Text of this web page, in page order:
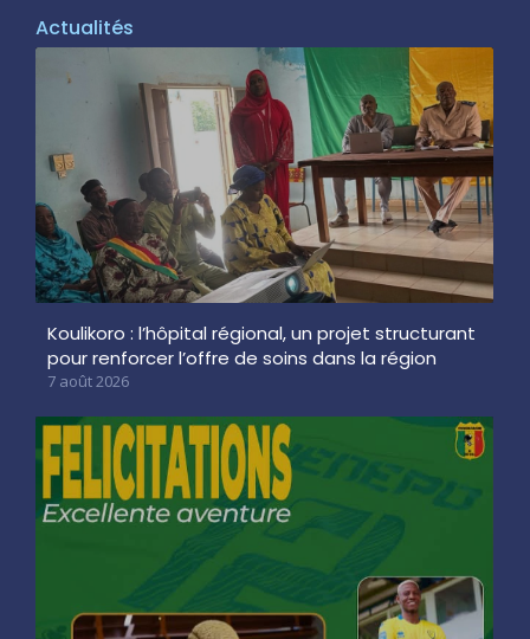
Actualités
Koulikoro : l’hôpital régional, un projet structurant
pour renforcer l’offre de soins dans la région
7 août 2026